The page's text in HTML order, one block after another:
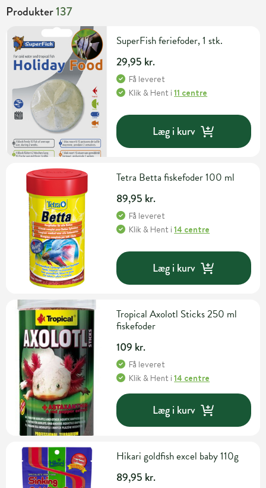
Produkter137
SuperFish feriefoder, 1 stk.
29,95 kr.
Få leveret
Klik & Hent i11 centre
Læg i kurv
Tetra Betta fiskefoder 100 ml
89,95 kr.
Få leveret
Klik & Hent i14 centre
Læg i kurv
Tropical Axolotl Sticks 250 ml
fiskefoder
109 kr.
Få leveret
Klik & Hent i14 centre
Læg i kurv
Hikari goldfish excel baby 110g
89,95 kr.